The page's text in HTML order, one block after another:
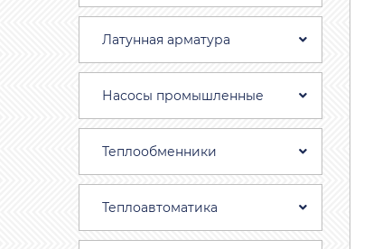
Латунная арматура
Насосы промышленные
Теплообменники
Теплоавтоматика